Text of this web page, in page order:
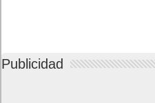
Publicidad